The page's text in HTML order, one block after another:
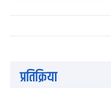
प्रतिक्रिया